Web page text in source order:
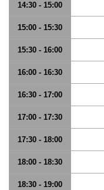
14:30 - 15:00
15:00 - 15:30
15:30 - 16:00
16:00 - 16:30
16:30 - 17:00
17:00 - 17:30
17:30 - 18:00
18:00 - 18:30
18:30 - 19:00